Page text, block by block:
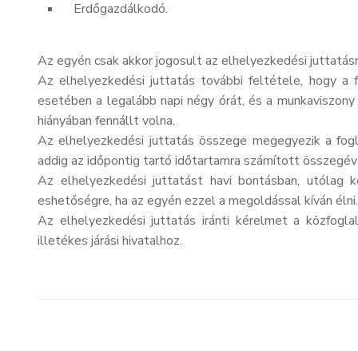
Erdőgazdálkodó.
Az egyén csak akkor jogosult az elhelyezkedési
Az elhelyezkedési juttatás további feltétele, hogy a
esetében a legalább napi négy órát, és a
hiányában fennállt volna.
Az elhelyezkedési juttatás összege megegyezik a
addig az időpontig tartó időtartamra számított
Az elhelyezkedési juttatást havi bontásban, utólag
eshetőségre, ha az egyén ezzel a megoldással kíván
Az elhelyezkedési juttatás iránti kérelmet a
illetékes járási hivatalhoz.